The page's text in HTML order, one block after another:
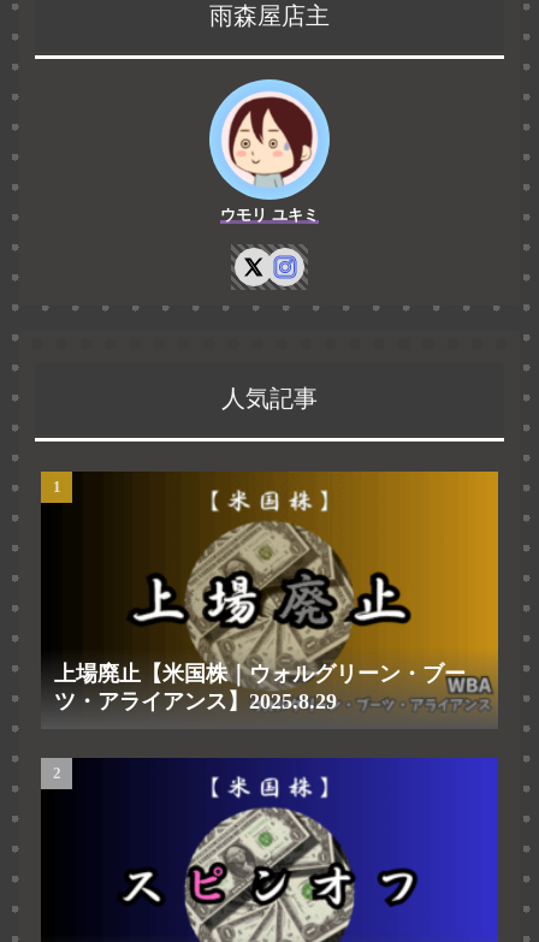
雨森屋店主
ウモリ ユキミ
人気記事
上場廃止【米国株｜ウォルグリーン・ブー
ツ・アライアンス】2025.8.29